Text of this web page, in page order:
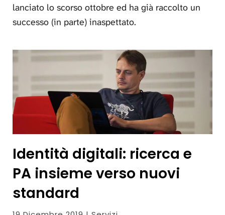
lanciato lo scorso ottobre ed ha già raccolto un
successo (in parte) inaspettato.
Identità digitali: ricerca e
PA insieme verso nuovi
standard